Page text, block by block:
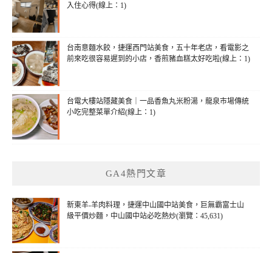
入住心得(線上：1)
台南意麵水餃，捷運西門站美食，五十年老店，看電影之
前來吃很容易遲到的小店，香煎豬血糕太好吃啦(線上：1)
台電大樓站隱藏美食｜一品香魚丸米粉湯，龍泉市場傳統
小吃完整菜單介紹(線上：1)
GA4熱門文章
新東羊-羊肉料理，捷運中山國中站美食，巨無霸富士山
級平價炒麵，中山國中站必吃熱炒(瀏覽：45,631)